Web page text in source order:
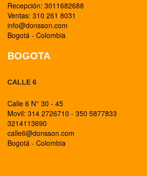
Recepción: 3011682688
Ventas: 310 261 8031
info@donsson.com
Bogotá - Colombia
BOGOTA
CALLE 6
Calle 6 N° 30 - 45
Movil: 314 2726710 - 350 5877833
3214113690
calle6@donsson.com
Bogotá - Colombia